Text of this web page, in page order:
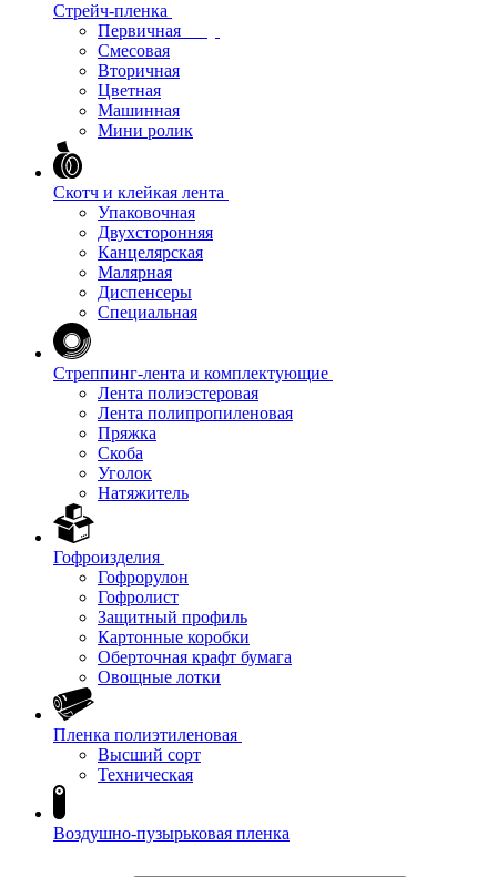
Стрейч-пленка
Первичная
Смесовая
Вторичная
Цветная
Машинная
Мини ролик
Скотч и клейкая лента
Упаковочная
Двухсторонняя
Канцелярская
Малярная
Диспенсеры
Специальная
Стреппинг-лента и комплектующие
Лента полиэстеровая
Лента полипропиленовая
Пряжка
Скоба
Уголок
Натяжитель
Гофроизделия
Гофрорулон
Гофролист
Защитный профиль
Картонные коробки
Оберточная крафт бумага
Овощные лотки
Пленка полиэтиленовая
Высший сорт
Техническая
Воздушно-пузырьковая пленка